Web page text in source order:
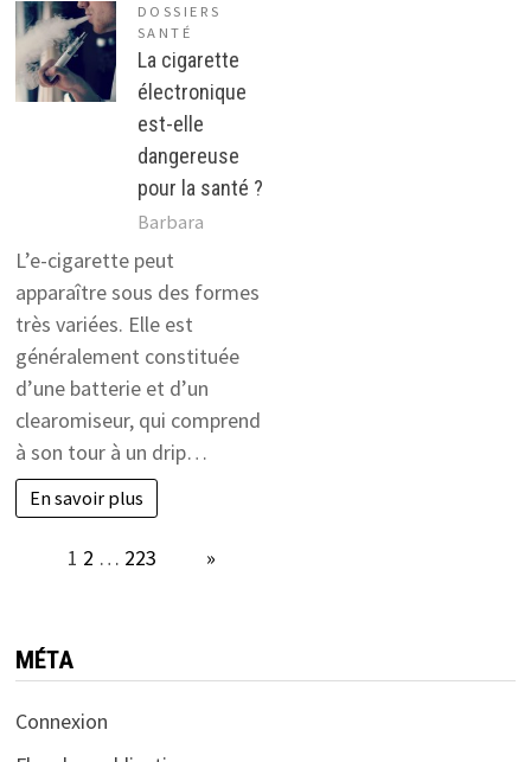
DOSSIERS
SANTÉ
La cigarette
électronique
est-elle
dangereuse
pour la santé ?
Barbara
L’e-cigarette peut
apparaître sous des formes
très variées. Elle est
généralement constituée
d’une batterie et d’un
clearomiseur, qui comprend
à son tour à un drip…
En savoir plus
1 2 … 223 »
MÉTA
Connexion